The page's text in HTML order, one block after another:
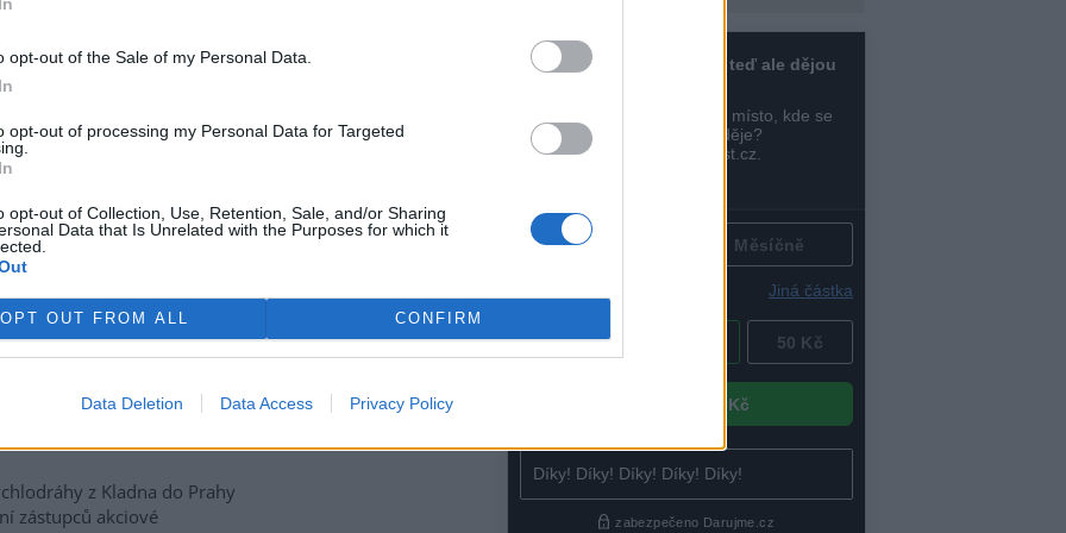
opt-out of the Sale of my Personal Data.
opt-out of processing my Personal Data for Targeted
opt-out of Collection, Use, Retention, Sale, and/or Sharing
Data that Is Unrelated with the Purposes for which it
OPT OUT FROM ALL CONFIRM
Data Deletion Data Access Privacy Policy
vznikl počátkem tohoto
v Litoměřicích. Jak pro ČIA
prostředí OÚ, park se
a má výměru necelých
se zřejmě zpozdí
Třeboňsku zahájí
měsíců později, než
by se měl v budoucnu
Opatovický a Svět.
vybudování
z Kladna do Prahy
zástupců akciové